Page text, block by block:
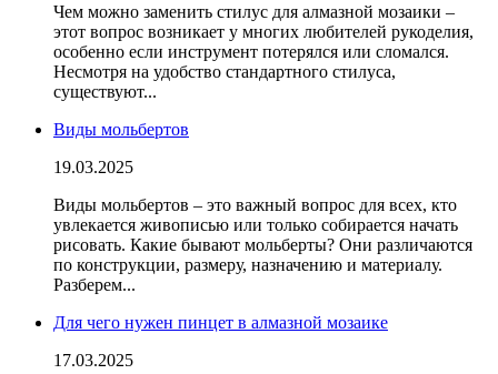
Чем можно заменить стилус для алмазной мозаики –
этот вопрос возникает у многих любителей рукоделия,
особенно если инструмент потерялся или сломался.
Несмотря на удобство стандартного стилуса,
существуют...
Виды мольбертов
19.03.2025
Виды мольбертов – это важный вопрос для всех, кто
увлекается живописью или только собирается начать
рисовать. Какие бывают мольберты? Они различаются
по конструкции, размеру, назначению и материалу.
Разберем...
Для чего нужен пинцет в алмазной мозаике
17.03.2025